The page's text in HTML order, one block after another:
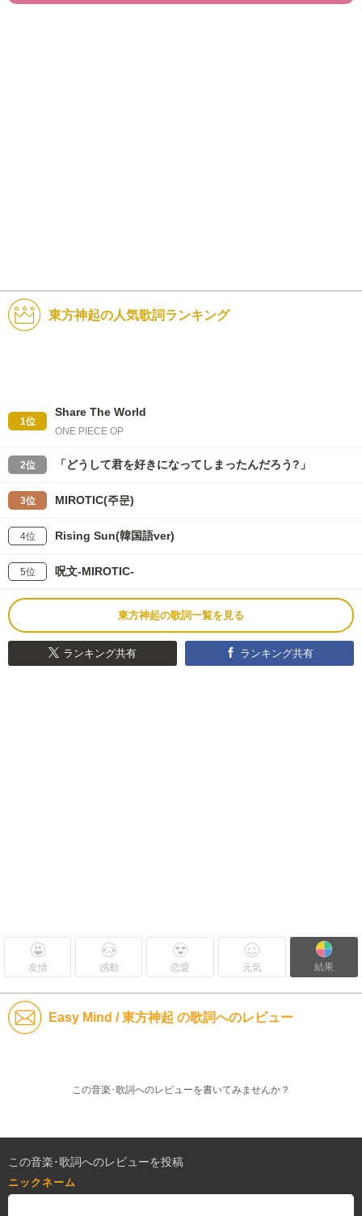
東方神起の人気歌詞ランキング
1位
Share The World
ONE PIECE OP
2位 「どうして君を好きになってしまったんだろう?」
3位 MIROTIC(주문)
4位 Rising Sun(韓国語ver)
5位 呪文-MIROTIC-
東方神起の歌詞一覧を見る
ランキング共有 ランキング共有
友情 感動 恋愛 元気 結果
Easy Mind / 東方神起 の歌詞へのレビュー
この音楽･歌詞へのレビューを書いてみませんか？
この音楽･歌詞へのレビューを投稿
ニックネーム